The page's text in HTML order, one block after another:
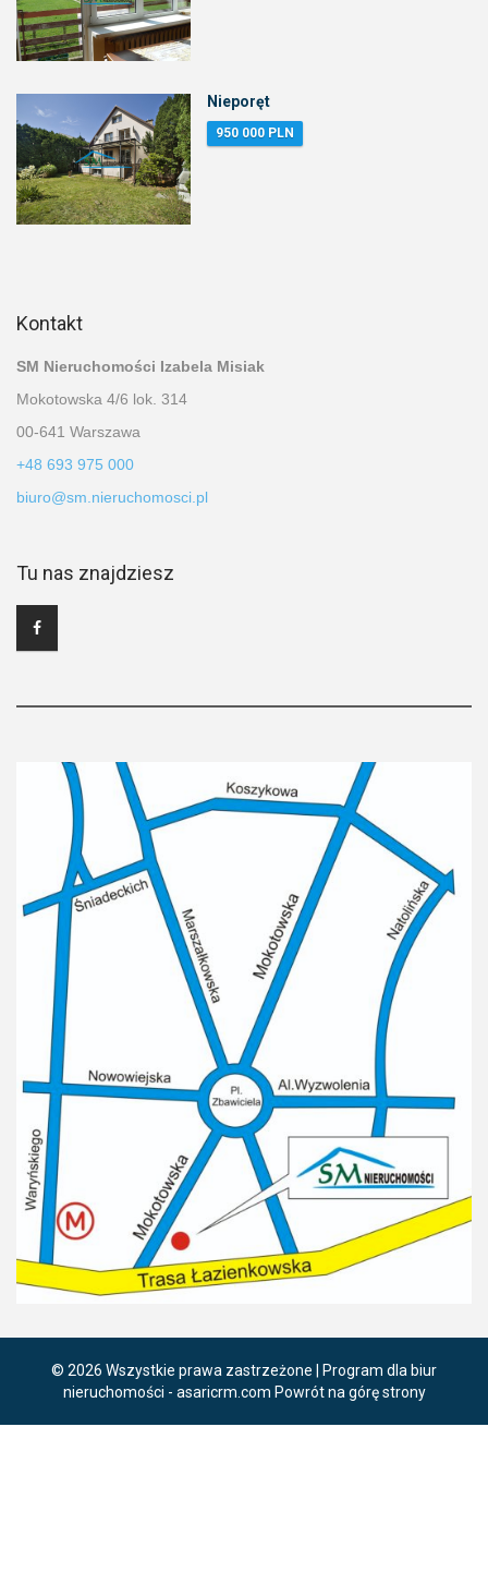
Nieporęt
950 000 PLN
Kontakt
SM Nieruchomości Izabela Misiak
Mokotowska 4/6 lok. 314
00-641 Warszawa
+48 693 975 000
biuro@sm.nieruchomosci.pl
Tu nas znajdziesz
© 2026 Wszystkie prawa zastrzeżone | Program dla biur
nieruchomości - asaricrm.com Powrót na górę strony